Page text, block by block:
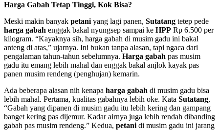
Harga Gabah Tetap Tinggi, Kok Bisa?
Meski makin banyak petani yang lagi panen, Sutatang tetep pede
harga gabah enggak bakal nyungsep sampai ke HPP Rp 6.500 per
kilogram. “Kayaknya sih, harga gabah di musim gadu ini bakal
anteng di atas,” ujarnya. Ini bukan tanpa alasan, tapi ngaca dari
pengalaman tahun-tahun sebelumnya. Harga gabah pas musim
gadu itu emang lebih mahal dan enggak bakal anjlok kayak pas
panen musim rendeng (penghujan) kemarin.
Ada beberapa alasan nih kenapa harga gabah di musim gadu bisa
lebih mahal. Pertama, kualitas gabahnya lebih oke. Kata Sutatang,
“Gabah yang dipanen di musim gadu itu lebih kering dan gampang
banget kering pas dijemur. Kadar airnya juga lebih rendah dibanding
gabah pas musim rendeng.” Kedua, petani di musim gadu ini jarang